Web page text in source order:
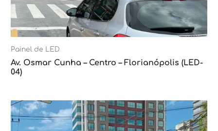
Painel de LED
Av. Osmar Cunha – Centro – Florianópolis (LED-
04)